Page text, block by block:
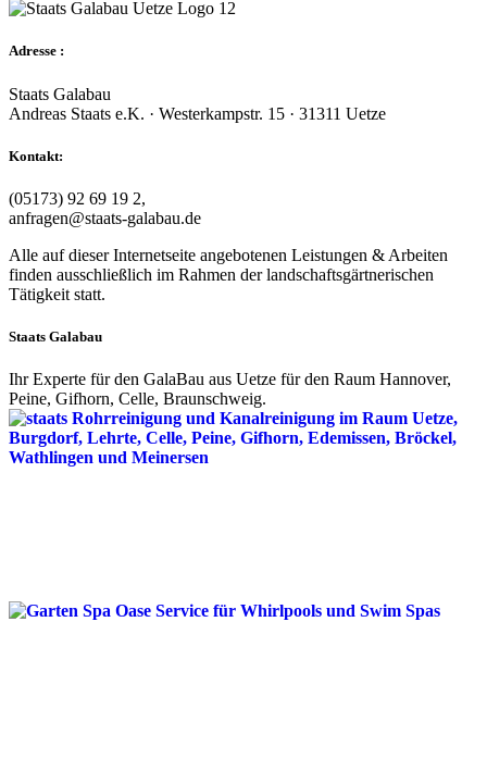
Adresse :
Staats Galabau
Andreas Staats e.K. · Westerkampstr. 15 · 31311 Uetze
Kontakt:
(05173) 92 69 19 2,
anfragen@staats-galabau.de
Alle auf dieser Internetseite angebotenen Leistungen & Arbeiten
finden ausschließlich im Rahmen der landschaftsgärtnerischen
Tätigkeit statt.
Staats Galabau
Ihr Experte für den GalaBau aus Uetze für den Raum Hannover,
Peine, Gifhorn, Celle, Braunschweig.